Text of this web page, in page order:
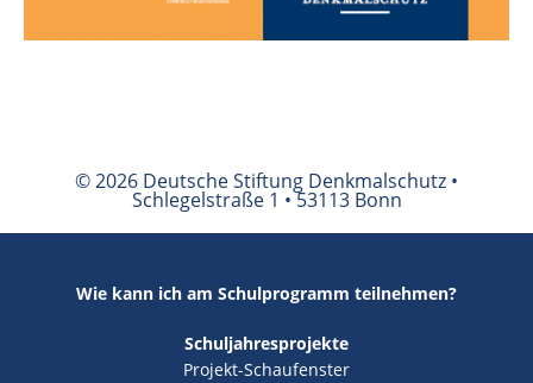
© 2026 Deutsche Stiftung Denkmalschutz •
Schlegelstraße 1 • 53113 Bonn
Wie kann ich am Schulprogramm teilnehmen?
Schuljahresprojekte
Projekt-Schaufenster